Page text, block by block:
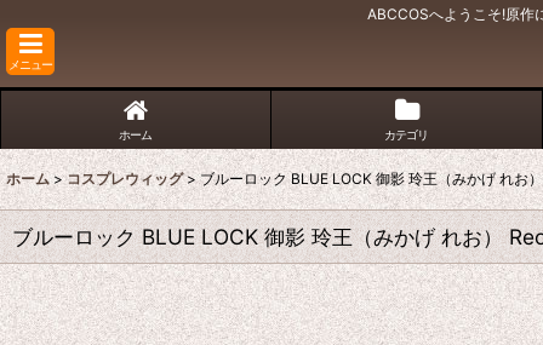
ABCCOSへようこそ!原作
メニュー
ホーム カテゴリ
ホーム > コスプレウィッグ > ブルーロック BLUE LOCK 御影 玲王（みかげ れ
ブルーロック BLUE LOCK 御影 玲王（みかげ れお）